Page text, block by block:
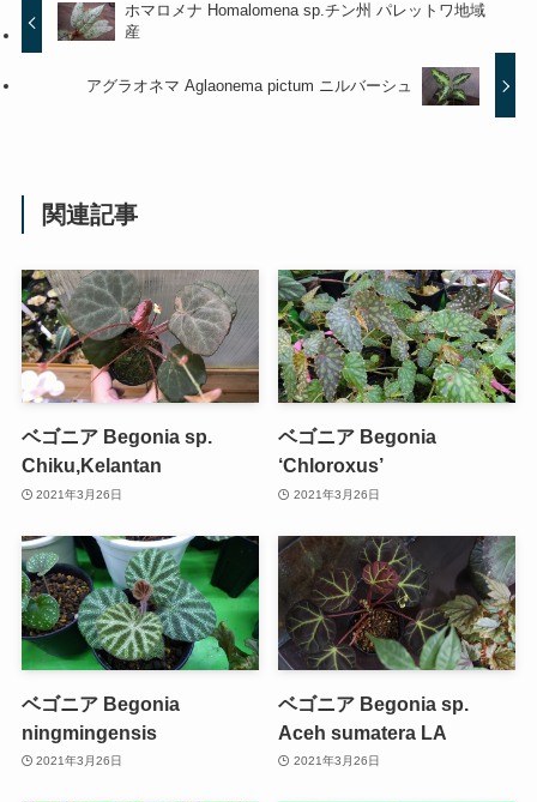
ホマロメナ Homalomena sp.チン州 パレットワ地域
産
アグラオネマ Aglaonema pictum ニルバーシュ
関連記事
ベゴニア Begonia sp.
Chiku,Kelantan
2021年3月26日
ベゴニア Begonia
‘Chloroxus’
2021年3月26日
ベゴニア Begonia
ningmingensis
2021年3月26日
ベゴニア Begonia sp.
Aceh sumatera LA
2021年3月26日